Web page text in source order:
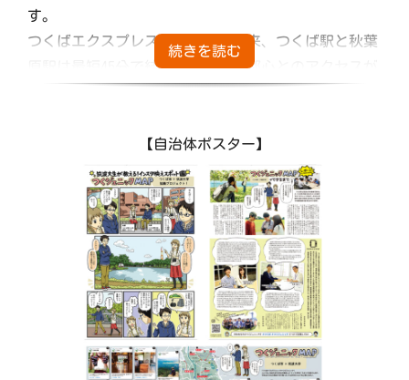
す。
つくばエクスプレスが開業して以来、つくば駅と秋葉
原駅は最短45分で結ばれており、都心とのアクセスが
会的なエリアと自然豊かなでのびのびできる牧歌的な
エリアが共存しているため、色々な生活スタイルが楽
しめるのもつくば市の特徴です。
つくば市には知的好奇心を刺激する環境も揃っていま
す。市内に立地する多くの研究機関では夏休みには一
般公開が行われたり、都市公園やアウトドア施設、貸
し農園も充実していたり、科学や自然に触れる機会が
たくさんあります。
その他にも、自転車好きの方は「つくば霞ケ浦りんり
んロード」で筑波山や霞ケ浦を眺めながら、気ままに
【自治体ポスター】